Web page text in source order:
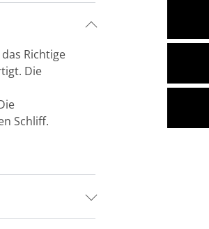
Richtige
Die
Schliff.